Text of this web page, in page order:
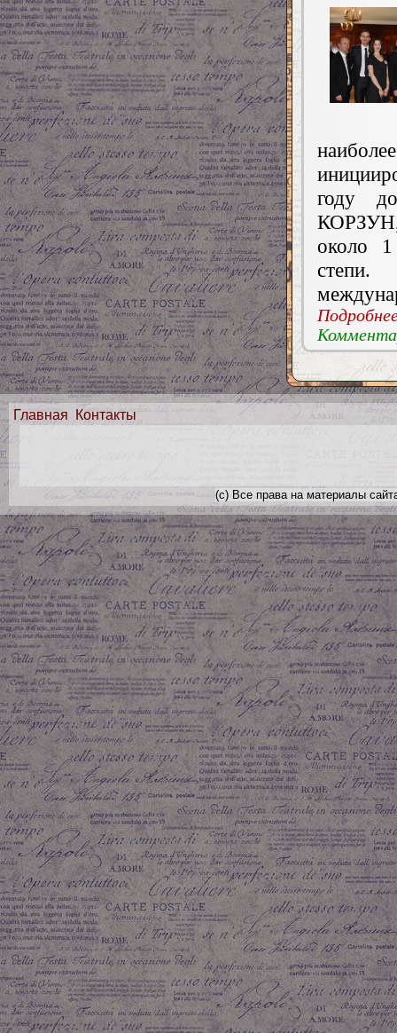
году
КОРЗУН,
около 1
Главная Контакты
(с) Все права на материалы